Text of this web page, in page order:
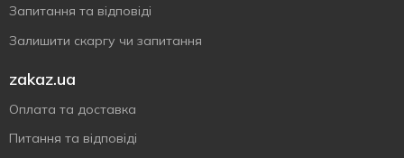
Запитання та відповіді
Залишити скаргу чи запитання
zakaz.ua
Оплата та доставка
Питання та відповіді